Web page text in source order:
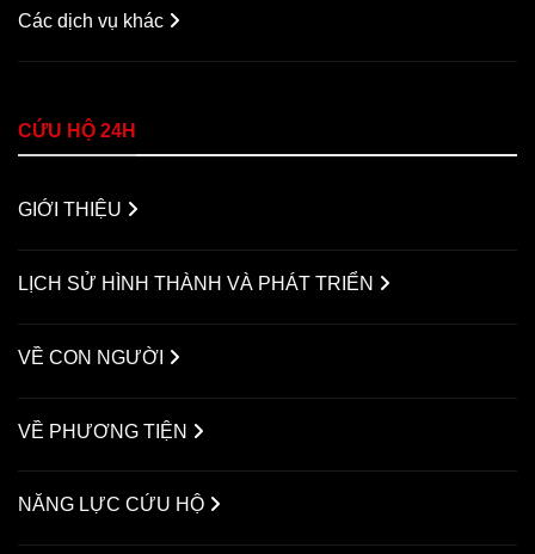
Các dịch vụ khác
CỨU HỘ 24H
GIỚI THIỆU
LỊCH SỬ HÌNH THÀNH VÀ PHÁT TRIỂN
VỀ CON NGƯỜI
VỀ PHƯƠNG TIỆN
NĂNG LỰC CỨU HỘ